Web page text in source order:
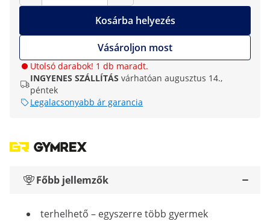
Kosárba helyezés
Vásároljon most
Utolsó darabok! 1 db maradt.
INGYENES SZÁLLÍTÁS várhatóan augusztus 14.,
péntek
Legalacsonyabb ár garancia
Főbb jellemzők
terhelhető – egyszerre több gyermek